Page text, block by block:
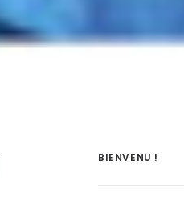
BIENVENU !